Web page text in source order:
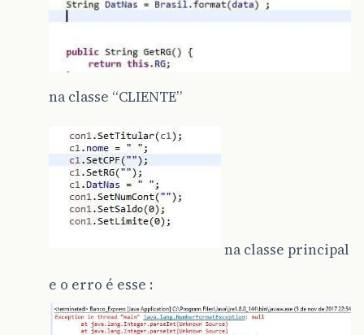
na classe “CLIENTE”
na classe principal
e o erro é esse :